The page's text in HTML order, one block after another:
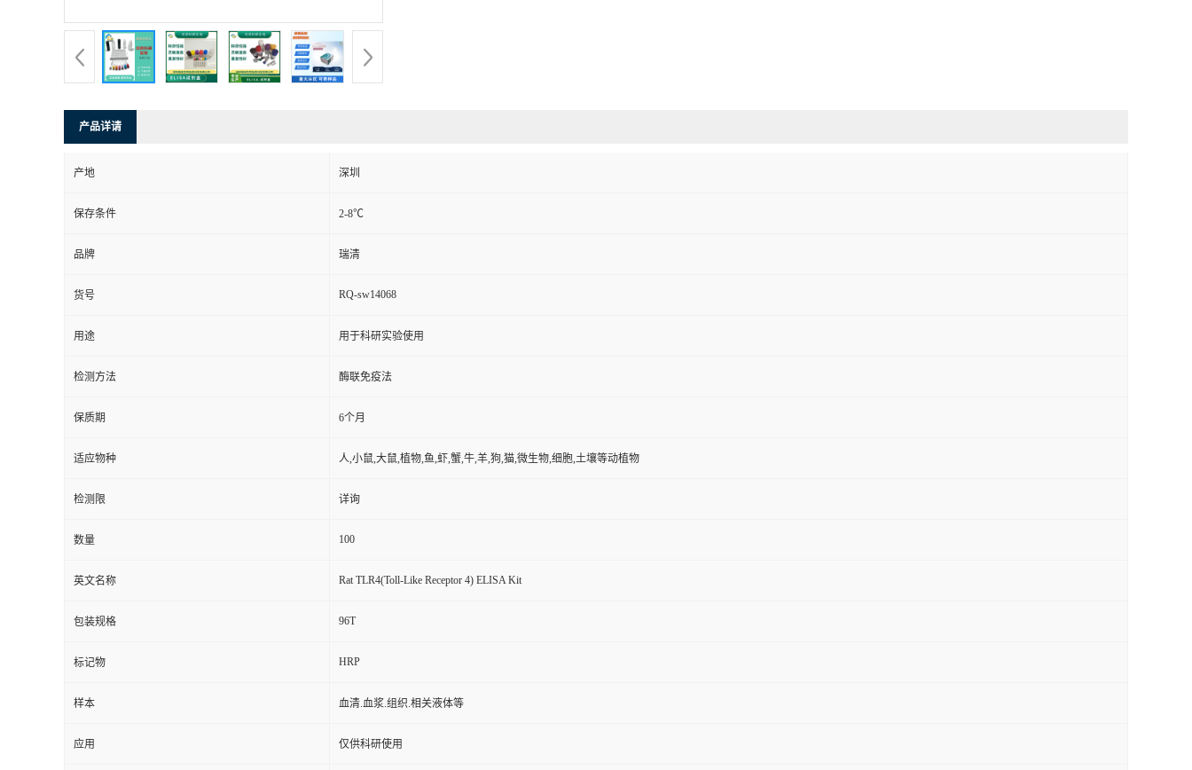
产品详请
产地 深圳
保存条件 2-8℃
品牌 瑞清
货号 RQ-sw14068
用途 用于科研实验使用
检测方法 酶联免疫法
保质期 6个月
适应物种 人,小鼠,大鼠,植物,鱼,虾,蟹,牛,羊,狗,猫,微生物,细胞,土壤等动植物
检测限 详询
数量 100
英文名称 Rat TLR4(Toll-Like Receptor 4) ELISA Kit
包装规格 96T
标记物 HRP
样本 血清.血浆.组织.相关液体等
应用 仅供科研使用